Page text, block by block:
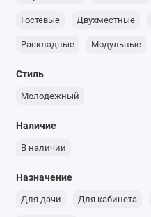
Гостевые Двухместные
Раскладные Модульные
Стиль
Молодежный
Наличие
В наличии
Назначение
Для дачи Для кабинета